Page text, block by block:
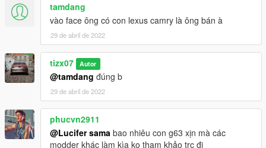
tamdang
vào face ông có con lexus camry là ông bán à
29 de abril de 2022
tizx07 Autor
@tamdang đúng b
29 de abril de 2022
phucvn2911
@Lucifer sama bao nhiêu con g63 xịn mà các
modder khác làm kìa ko tham khảo trc đi